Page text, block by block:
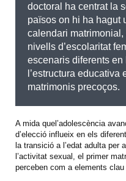
doctoral ha centrat la
països on hi ha hagut
calendari
nivells d’escolaritat
escenaris diferents en
l’estructura
matrimonis precoços.
A mida quel’adolescència
d’elecció influeix en els
la transició a l’edat adulta per
l’activitat sexual, el primer
perceben com a elements